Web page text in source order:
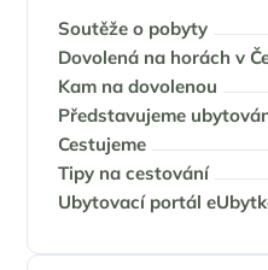
Soutěže o pobyty
Dovolená na horách v
Kam na dovolenou
Představujeme
Cestujeme
Tipy na cestování
Ubytovací portál